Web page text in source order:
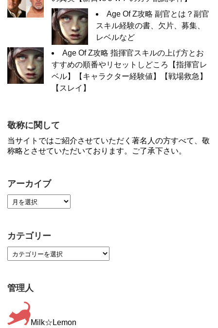
Age Of Z攻略 副官とは？副官
スキル経験の書、欠片、募集、
レベルなど
Age Of Z攻略 指揮官スキルの上げ方とお
すすめの順番やリセットしどころ【指揮官レ
ベル】【キャラクター経験値】【戦場救急】
【スレイ】
敬称に関して
当サイトではご紹介させていただく著名人の方すべて、敬
称略とさせていただいております。ご了承下さい。
アーカイブ
カテゴリー
管理人
Milk☆Lemon